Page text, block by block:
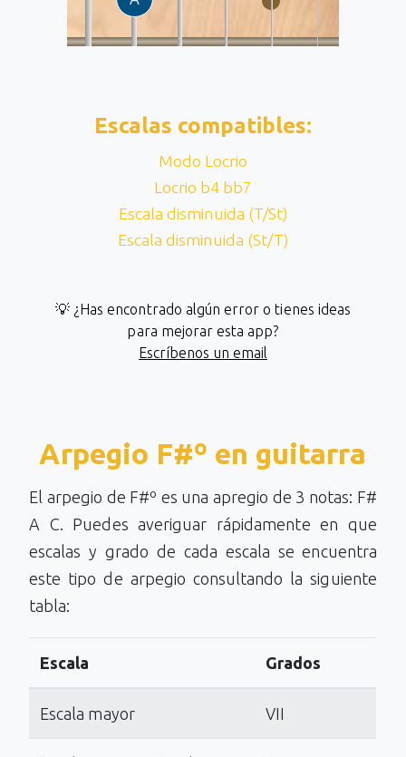
Escalas compatibles:
Modo Locrio
Locrio b4 bb7
Escala disminuida (T/St)
Escala disminuida (St/T)
💡 ¿Has encontrado algún error o tienes ideas
para mejorar esta app?
Escríbenos un email
Arpegio F#º en guitarra
El arpegio de F#º es una apregio de 3 notas: F#
A C. Puedes averiguar rápidamente en que
escalas y grado de cada escala se encuentra
este tipo de arpegio consultando la siguiente
tabla:
Escala Grados
Escala mayor VII